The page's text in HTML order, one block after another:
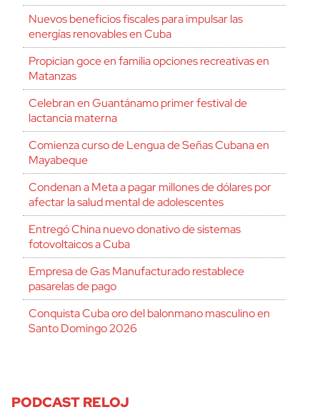
Nuevos beneficios fiscales para impulsar las
energías renovables en Cuba
Propician goce en familia opciones recreativas en
Matanzas
Celebran en Guantánamo primer festival de
lactancia materna
Comienza curso de Lengua de Señas Cubana en
Mayabeque
Condenan a Meta a pagar millones de dólares por
afectar la salud mental de adolescentes
Entregó China nuevo donativo de sistemas
fotovoltaicos a Cuba
Empresa de Gas Manufacturado restablece
pasarelas de pago
Conquista Cuba oro del balonmano masculino en
Santo Domingo 2026
PODCAST RELOJ